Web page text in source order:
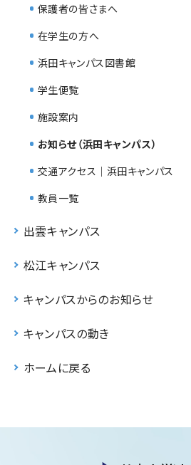
保護者の皆さまへ
在学生の方へ
浜田キャンパス図書館
学生便覧
施設案内
お知らせ（浜田キャンパス）
交通アクセス｜浜田キャンパス
教員一覧
出雲キャンパス
松江キャンパス
キャンパスからのお知らせ
キャンパスの動き
ホームに戻る